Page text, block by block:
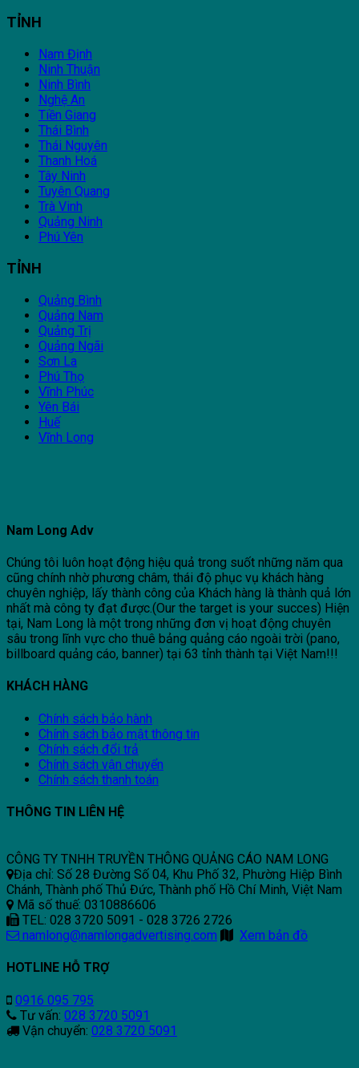
TỈNH
Nam Định
Ninh Thuận
Ninh Bình
Nghệ An
Tiền Giang
Thái Bình
Thái Nguyên
Thanh Hoá
Tây Ninh
Tuyên Quang
Trà Vinh
Quảng Ninh
Phú Yên
TỈNH
Quảng Bình
Quảng Nam
Quảng Trị
Quảng Ngãi
Sơn La
Phú Thọ
Vĩnh Phúc
Yên Bái
Huế
Vĩnh Long
Nam Long Adv
Chúng tôi luôn hoạt động hiệu quả trong suốt những năm qua
cũng chính nhờ phương châm, thái độ phục vụ khách hàng
chuyên nghiệp, lấy thành công của Khách hàng là thành quả lớn
nhất mà công ty đạt được.(Our the target is your succes) Hiện
tại, Nam Long là một trong những đơn vị hoạt động chuyên
sâu trong lĩnh vực cho thuê bảng quảng cáo ngoài trời (pano,
billboard quảng cáo, banner) tại 63 tỉnh thành tại Việt Nam!!!
KHÁCH HÀNG
Chính sách bảo hành
Chính sách bảo mật thông tin
Chính sách đổi trả
Chính sách vận chuyển
Chính sách thanh toán
THÔNG TIN LIÊN HỆ
CÔNG TY TNHH TRUYỀN THÔNG QUẢNG CÁO NAM LONG
Địa chỉ: Số 28 Đường Số 04, Khu Phố 32, Phường Hiệp Bình
Chánh, Thành phố Thủ Đức, Thành phố Hồ Chí Minh, Việt Nam
Mã số thuế: 0310886606
TEL: 028 3720 5091 - 028 3726 2726
namlong@namlongadvertising.com
Xem bản đồ
HOTLINE HỖ TRỢ
0916 095 795
Tư vấn: 028 3720 5091
Vận chuyển: 028 3720 5091